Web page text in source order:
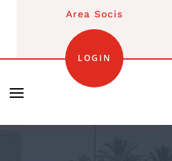
Area Socis
LOGIN